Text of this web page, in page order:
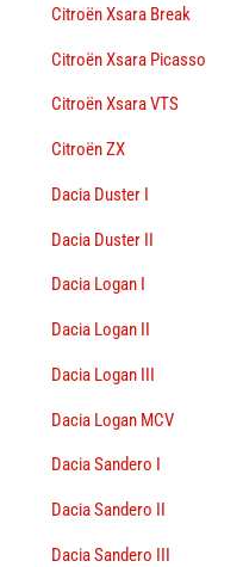
Citroën Xsara Break
Citroën Xsara Picasso
Citroën Xsara VTS
Citroën ZX
Dacia Duster I
Dacia Duster II
Dacia Logan I
Dacia Logan II
Dacia Logan III
Dacia Logan MCV
Dacia Sandero I
Dacia Sandero II
Dacia Sandero III